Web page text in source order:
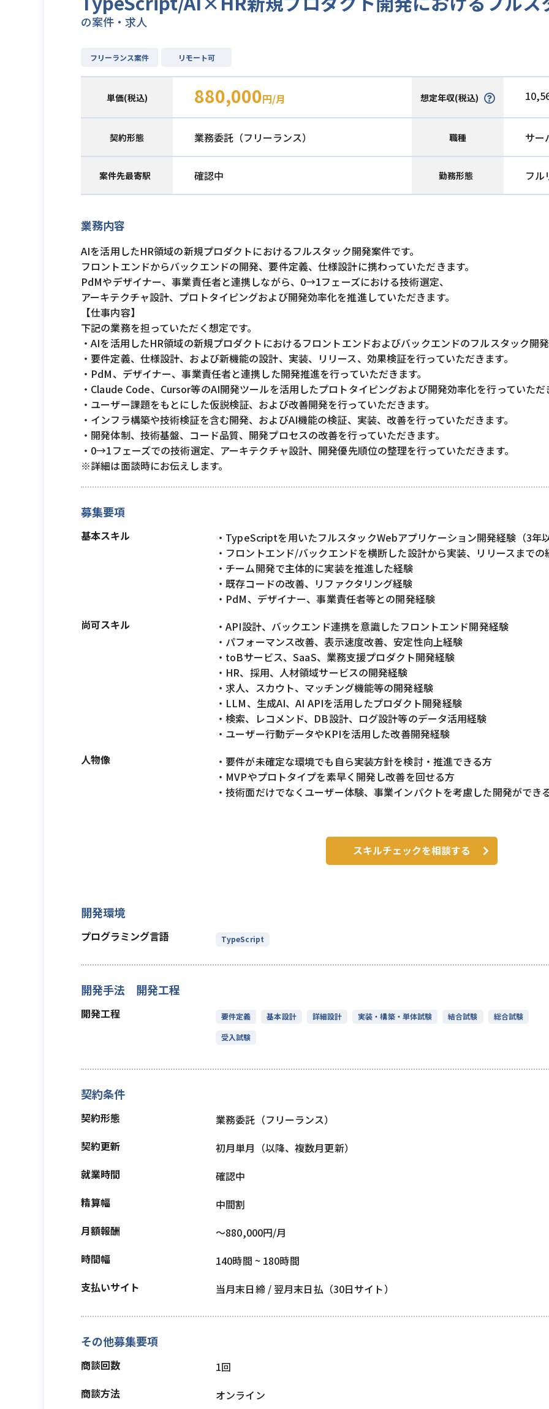
の案件・求人
フリーランス案件 リモート可
単価(税込) 880,000円/月 想定年収(税込)
契約形態 業務委託（フリーランス） 職種 サー
案件先最寄駅 確認中 勤務形態 フル
業務内容
AIを活用したHR領域の新規プロダクトにおけるフルスタック開発案件です。
フロントエンドからバックエンドの開発、要件定義、仕様設計に携わっていただきます。
PdMやデザイナー、事業責任者と連携しながら、0→1フェーズにおける技術選定、
アーキテクチャ設計、プロトタイピングおよび開発効率化を推進していただきます。
【仕事内容】
下記の業務を担っていただく想定です。
・AIを活用したHR領域の新規プロダクトにおけるフロントエンドおよびバックエンドのフルスタック開
・要件定義、仕様設計、および新機能の設計、実装、リリース、効果検証を行っていただきます。
・PdM、デザイナー、事業責任者と連携した開発推進を行っていただきます。
・Claude Code、Cursor等のAI開発ツールを活用したプロトタイピングおよび開発効率化を行っていただ
・ユーザー課題をもとにした仮説検証、および改善開発を行っていただきます。
・インフラ構築や技術検証を含む開発、およびAI機能の検証、実装、改善を行っていただきます。
・開発体制、技術基盤、コード品質、開発プロセスの改善を行っていただきます。
・0→1フェーズでの技術選定、アーキテクチャ設計、開発優先順位の整理を行っていただきます。
※詳細は面談時にお伝えします。
募集要項
基本スキル
・TypeScriptを用いたフルスタックWebアプリケーション開発経験（3年
・フロントエンド/バックエンドを横断した設計から実装、リリースまでの
・チーム開発で主体的に実装を推進した経験
・既存コードの改善、リファクタリング経験
・PdM、デザイナー、事業責任者等との開発経験
尚可スキル
・API設計、バックエンド連携を意識したフロントエンド開発経験
・パフォーマンス改善、表示速度改善、安定性向上経験
・toBサービス、SaaS、業務支援プロダクト開発経験
・HR、採用、人材領域サービスの開発経験
・求人、スカウト、マッチング機能等の開発経験
・LLM、生成AI、AI APIを活用したプロダクト開発経験
・検索、レコメンド、DB設計、ログ設計等のデータ活用経験
・ユーザー行動データやKPIを活用した改善開発経験
人物像
・要件が未確定な環境でも自ら実装方針を検討・推進できる方
・MVPやプロトタイプを素早く開発し改善を回せる方
・技術面だけでなくユーザー体験、事業インパクトを考慮した開発ができ
スキルチェックを相談する
開発環境
プログラミング言語 TypeScript
開発手法 開発工程
開発工程 要件定義 基本設計 詳細設計 実装・構築・単体試験 結合試験
総合試験
受入試験
契約条件
契約形態
業務委託（フリーランス）
契約更新
初月単月（以降、複数月更新）
就業時間
確認中
精算幅
中間割
月額報酬
〜880,000円/月
時間幅
140時間 ~ 180時間
支払いサイト
当月末日締 / 翌月末日払（30日サイト）
その他募集要項
商談回数
1回
商談方法
オンライン